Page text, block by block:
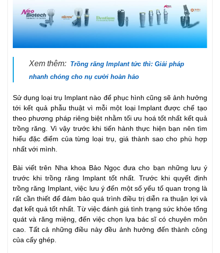
Xem thêm: Trồng răng Implant tức thì: Giải pháp
nhanh chóng cho nụ cười hoàn hảo
Sử dụng loại trụ Implant nào để phục hình cũng sẽ ảnh hưởng
tới kết quả phẫu thuật vì mỗi một loại Implant được chế tạo
theo phương pháp riêng biệt nhằm tối ưu hoá tốt nhất kết quả
trồng răng. Vì vậy trước khi tiến hành thực hiện bạn nên tìm
hiểu đặc điểm của từng loại trụ, giá thành sao cho phù hợp
nhất với mình.
Bài viết trên Nha khoa Bảo Ngọc đưa cho bạn những lưu ý
trước khi trồng răng Implant tốt nhất. Trước khi quyết định
trồng răng Implant, việc lưu ý đến một số yếu tố quan trọng là
rất cần thiết để đảm bảo quá trình điều trị diễn ra thuận lợi và
đạt kết quả tốt nhất. Từ việc đánh giá tình trạng sức khỏe tổng
quát và răng miệng, đến việc chọn lựa bác sĩ có chuyên môn
cao. Tất cả những điều này đều ảnh hưởng đến thành công
của cấy ghép.